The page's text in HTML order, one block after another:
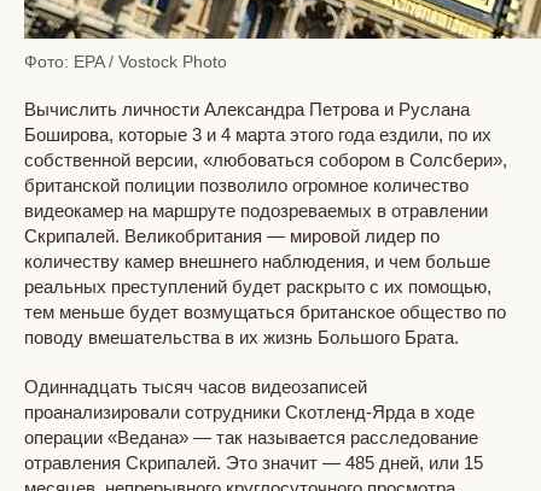
Фото: EPA / Vostock Photo
Вычислить личности Александра Петрова и Руслана
Боширова, которые 3 и 4 марта этого года ездили, по их
собственной версии, «любоваться собором в Солсбери»,
британской полиции позволило огромное количество
видеокамер на маршруте подозреваемых в отравлении
Скрипалей. Великобритания — мировой лидер по
количеству камер внешнего наблюдения, и чем больше
реальных преступлений будет раскрыто с их помощью,
тем меньше будет возмущаться британское общество по
поводу вмешательства в их жизнь Большого Брата.
Одиннадцать тысяч часов видеозаписей
проанализировали сотрудники Скотленд-Ярда в ходе
операции «Ведана» — так называется расследование
отравления Скрипалей. Это значит — 485 дней, или 15